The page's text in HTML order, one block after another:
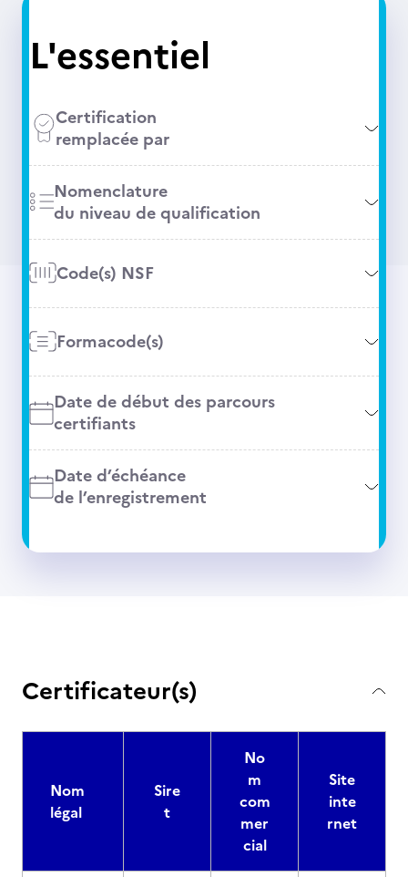
L'essentiel
Certification
remplacée par
Nomenclature
du niveau de qualification
Code(s) NSF
Formacode(s)
Date de début des parcours
certifiants
Date d’échéance
de l’enregistrement
Certificateur(s)
Nom
légal
Sire
t
No
m
com
mer
cial
Site
inte
rnet